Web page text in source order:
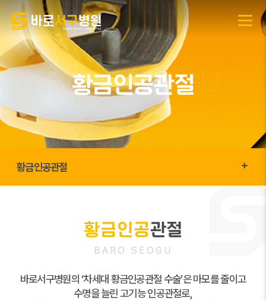
황금인공관절
황금인공관절
황금인공관절
BARO SEOGU
바로서구병원의 ‘차세대 황금인공관절 수술’은 마모를 줄이고
수명을 늘린 고기능 인공관절로,